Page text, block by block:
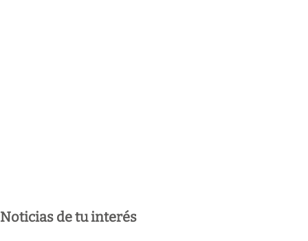
Noticias de tu interés